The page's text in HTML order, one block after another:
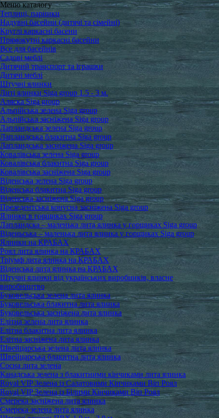
Менюкаталогу
Теплиці, парники
Надувні басейни (дитячі та сімейні)
Круглі каркасні басени
Прямокутні каркасні басейни
Все для басейнів
Садові меблі
Дитячий транспорт та іграшки
Дитячі меблі
Штучні ялинки
Литі ялинки Siga group 1.5 - 3 м.
Аляска Siga group
Альпійська зелена Siga group
Альпійська засніжена Siga group
Лапландська зелена Siga group
Лапландська блакитна Siga group
Лапландська засніжена Siga group
Ковалівська зелена Siga group
Ковалівська блакитна Siga group
Ковалівська засніжена Siga group
Віденська зелена Siga group
Віденська блакитна Siga group
Віденська засніжена Siga group
Презедентська конусна засніжена Siga group
Ялинки в горщиках Siga group
Лапландска – маленька лита ялинка у горщиках Siga group
Віденьська – маленька лита ялинка у горщиках Siga group
Ялинки на КРАБАХ
Роял лита ялинка на КРАБАХ
Тріумф лита ялинка на КРАБАХ
Віденська лита ялинка на КРАБАХ
Штучні ялинки від українських виробників, власне
виробництво
Буковельська зелена лита ялинка
Буковельська блакитна лита ялинка
Буковельська засніжена лита ялинка
Елітна зелена лита ялинка
Елітна блакитна лита ялинка
Елітна засніжена лита ялинка
Швейцарська зелена лита ялинка
Швейцарська блакитна лита ялинка
Сосна лита зелена
Канадська зелена з блакитними кінчиками лита ялинка
Royal VIP Зелена із Салатовими Кінчиками Віп Роял
Royal VIP Зелена із Білими Кінчиками Віп Роял
Смерека засніжена лита ялинка
Смерека зелена лита ялинка